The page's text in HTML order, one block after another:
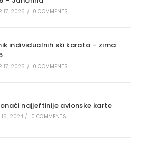
17, 2025 / 0 COMMENTS
individualnih ski karata – zima
17, 2025 / 0 COMMENTS
najjeftinije avionske karte
15, 2024 / 0 COMMENTS